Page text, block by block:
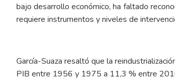
bajo desarrollo económico, ha faltado
requiere instrumentos y niveles de
García-Suaza resaltó que la
PIB entre 1956 y 1975 a 11,3 % entre